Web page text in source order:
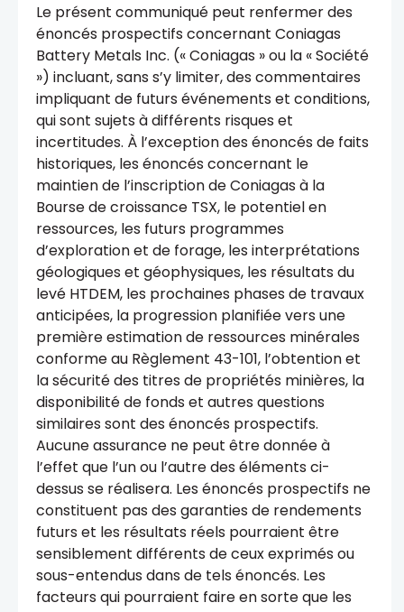
Le présent communiqué peut renfermer des
énoncés prospectifs concernant Coniagas
Battery Metals Inc. (« Coniagas » ou la « Société
») incluant, sans s’y limiter, des commentaires
impliquant de futurs événements et conditions,
qui sont sujets à différents risques et
incertitudes. À l’exception des énoncés de faits
historiques, les énoncés concernant le
maintien de l’inscription de Coniagas à la
Bourse de croissance TSX, le potentiel en
ressources, les futurs programmes
d’exploration et de forage, les interprétations
géologiques et géophysiques, les résultats du
levé HTDEM, les prochaines phases de travaux
anticipées, la progression planifiée vers une
première estimation de ressources minérales
conforme au Règlement 43-101, l’obtention et
la sécurité des titres de propriétés minières, la
disponibilité de fonds et autres questions
similaires sont des énoncés prospectifs.
Aucune assurance ne peut être donnée à
l’effet que l’un ou l’autre des éléments ci-
dessus se réalisera. Les énoncés prospectifs ne
constituent pas des garanties de rendements
futurs et les résultats réels pourraient être
sensiblement différents de ceux exprimés ou
sous-entendus dans de tels énoncés. Les
facteurs qui pourraient faire en sorte que les